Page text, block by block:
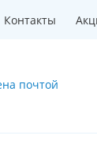
Контакты
почтой